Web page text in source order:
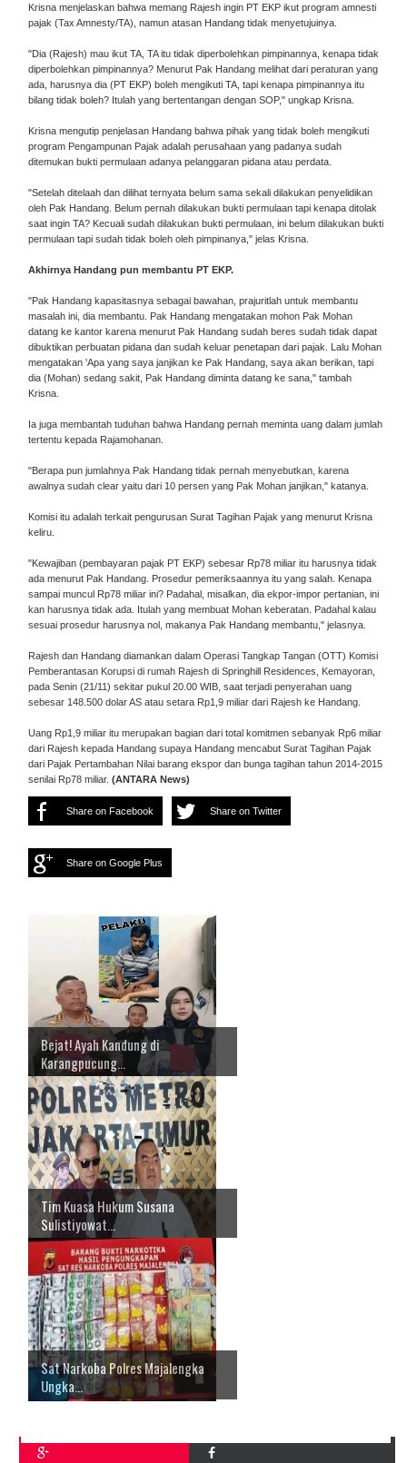
Krisna menjelaskan bahwa memang Rajesh ingin PT EKP ikut program amnesti
pajak (Tax Amnesty/TA), namun atasan Handang tidak menyetujuinya.
"Dia (Rajesh) mau ikut TA, TA itu tidak diperbolehkan pimpinannya, kenapa tidak
diperbolehkan pimpinannya? Menurut Pak Handang melihat dari peraturan yang
ada, harusnya dia (PT EKP) boleh mengikuti TA, tapi kenapa pimpinannya itu
bilang tidak boleh? Itulah yang bertentangan dengan SOP," ungkap Krisna.
Krisna mengutip penjelasan Handang bahwa pihak yang tidak boleh mengikuti
program Pengampunan Pajak adalah perusahaan yang padanya sudah
ditemukan bukti permulaan adanya pelanggaran pidana atau perdata.
"Setelah ditelaah dan dilihat ternyata belum sama sekali dilakukan penyelidikan
oleh Pak Handang. Belum pernah dilakukan bukti permulaan tapi kenapa ditolak
saat ingin TA? Kecuali sudah dilakukan bukti permulaan, ini belum dilakukan bukti
permulaan tapi sudah tidak boleh oleh pimpinanya," jelas Krisna.
Akhirnya Handang pun membantu PT EKP.
"Pak Handang kapasitasnya sebagai bawahan, prajuritlah untuk membantu
masalah ini, dia membantu. Pak Handang mengatakan mohon Pak Mohan
datang ke kantor karena menurut Pak Handang sudah beres sudah tidak dapat
dibuktikan perbuatan pidana dan sudah keluar penetapan dari pajak. Lalu Mohan
mengatakan 'Apa yang saya janjikan ke Pak Handang, saya akan berikan, tapi
dia (Mohan) sedang sakit, Pak Handang diminta datang ke sana," tambah
Krisna.
Ia juga membantah tuduhan bahwa Handang pernah meminta uang dalam jumlah
tertentu kepada Rajamohanan.
"Berapa pun jumlahnya Pak Handang tidak pernah menyebutkan, karena
awalnya sudah clear yaitu dari 10 persen yang Pak Mohan janjikan," katanya.
Komisi itu adalah terkait pengurusan Surat Tagihan Pajak yang menurut Krisna
keliru.
"Kewajiban (pembayaran pajak PT EKP) sebesar Rp78 miliar itu harusnya tidak
ada menurut Pak Handang. Prosedur pemeriksaannya itu yang salah. Kenapa
sampai muncul Rp78 miliar ini? Padahal, misalkan, dia ekpor-impor pertanian, ini
kan harusnya tidak ada. Itulah yang membuat Mohan keberatan. Padahal kalau
sesuai prosedur harusnya nol, makanya Pak Handang membantu," jelasnya.
Rajesh dan Handang diamankan dalam Operasi Tangkap Tangan (OTT) Komisi
Pemberantasan Korupsi di rumah Rajesh di Springhill Residences, Kemayoran,
pada Senin (21/11) sekitar pukul 20.00 WIB, saat terjadi penyerahan uang
sebesar 148.500 dolar AS atau setara Rp1,9 miliar dari Rajesh ke Handang.
Uang Rp1,9 miliar itu merupakan bagian dari total komitmen sebanyak Rp6 miliar
dari Rajesh kepada Handang supaya Handang mencabut Surat Tagihan Pajak
dari Pajak Pertambahan Nilai barang ekspor dan bunga tagihan tahun 2014-2015
senilai Rp78 miliar. (ANTARA News)
Share on Facebook Share on Twitter
Share on Google Plus
Bejat! Ayah Kandung di
Karangpucung...
Tim Kuasa Hukum Susana
Sulistiyowat...
Sat Narkoba Polres Majalengka
Ungka...